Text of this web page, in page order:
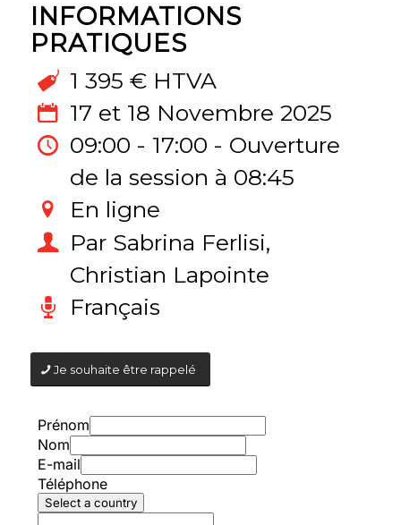
INFORMATIONS
PRATIQUES
1 395 € HTVA
17 et 18 Novembre 2025
09:00 - 17:00 - Ouverture
de la session à 08:45
En ligne
Par Sabrina Ferlisi,
Christian Lapointe
Français
Je souhaite être rappelé